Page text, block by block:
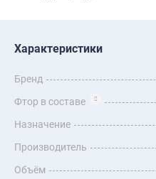
Характеристики
Бренд
Фтор в составе
Назначение
Производитель
Объём